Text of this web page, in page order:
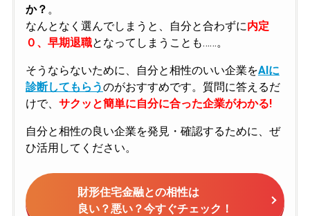
か？ 。
なんとなく選んでしまうと、自分と合わずに内定
０、早期退職となってしまうことも……。
そうならないために、自分と相性のいい企業をAIに
診断してもらうのがおすすめです。質問に答えるだ
けで、 サクッと簡単に自分に合った企業がわかる!
自分と相性の良い企業を発見・確認するために、ぜ
ひ活用してください。
財形住宅金融との相性は
良い？悪い？今すぐチェック！